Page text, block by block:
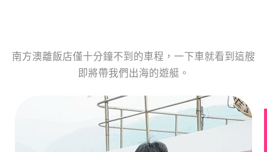
南方澳離飯店僅十分鐘不到的車程，一下車就看到這艘
即將帶我們出海的遊艇。